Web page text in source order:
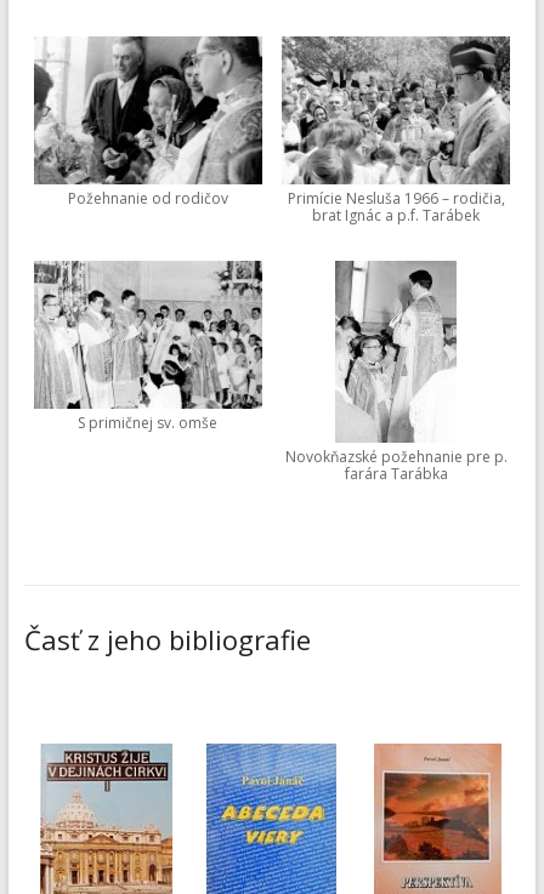
Požehnanie od rodičov
Primície Nesluša 1966 – rodičia,
brat Ignác a p.f. Tarábek
S primičnej sv. omše
Novokňazské požehnanie pre p.
farára Tarábka
Časť z jeho bibliografie